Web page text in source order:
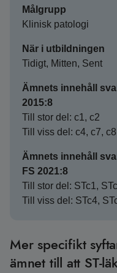
Målgrupp
Klinisk patologi
När i utbildningen
Tidigt, Mitten, Sent
Ämnets innehåll
2015:8
Till stor del: c1, c2
Till viss del: c4, c7, c8
Ämnets innehåll
FS 2021:8
Till stor del: STc1,
Till viss del: STc4,
Mer specifikt
ämnet till att ST-